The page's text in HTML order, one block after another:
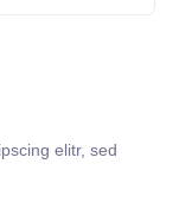
elitr, sed